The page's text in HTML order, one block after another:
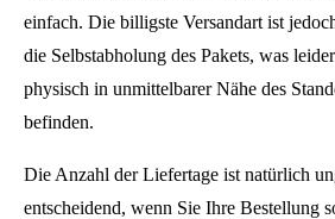
einfach. Die billigste Versandart ist
die Selbstabholung des Pakets, was
physisch in unmittelbarer Nähe des
befinden.
Die Anzahl der Liefertage ist natürlich
entscheidend, wenn Sie Ihre Bestellung